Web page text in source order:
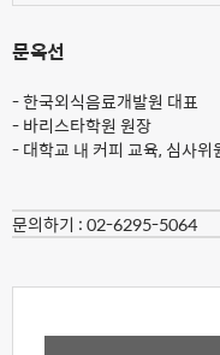
문옥선
- 한국외식음료개발원 대표
- 바리스타학원 원장
- 대학교 내 커피 교육, 심사위
문의하기 :02-6295-5064